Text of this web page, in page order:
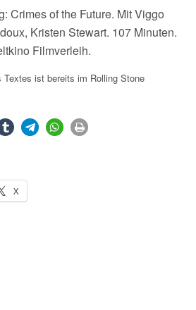
Crimes of the Future. Mit Viggo
Kristen Stewart. 107 Minuten.
Filmverleih.
Textes ist bereits im Rolling Stone
X